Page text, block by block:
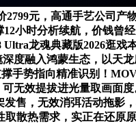
元，高通手艺公司产
时分析续航，价钱曾
龙魂典藏版2026逛戏
度融入鸿蒙生态，以天
手势指向精准识别！
无效提拔进光量取画面
售，无效消弭活动拖影
散热需求，实正在还原